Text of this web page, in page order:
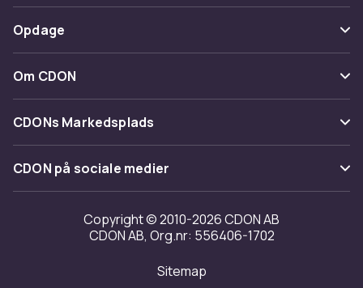
Spor pakke
Fortryd & returner her
Kontakt os
Betaling
Levering
Tilbagekaldelser
Opdage
Kategorier
Maerke
Om CDON
Om os
Kundeanmeldelser
Arbejd på CDON
Investor relations
Tilgængelighed
CDONs Markedsplads
Merchant Help Center
CDON på sociale medier
Copyright © 2010-2026 CDON AB
CDON AB, Org.nr: 556406-1702
Sitemap